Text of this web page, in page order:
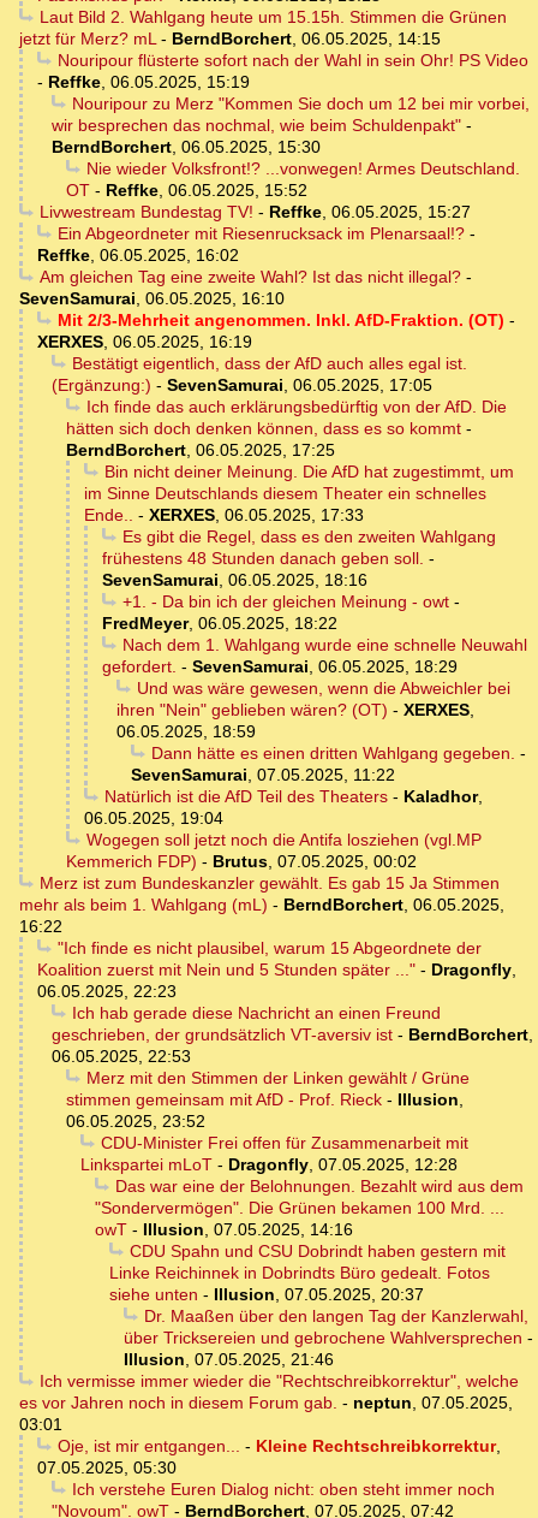
Laut Bild 2. Wahlgang heute um 15.15h. Stimmen die Grünen
jetzt für Merz? mL- BerndBorchert, 06.05.2025, 14:15
Nouripour flüsterte sofort nach der Wahl in sein Ohr! PS Video
- Reffke, 06.05.2025, 15:19
Nouripour zu Merz "Kommen Sie doch um 12 bei mir vorbei,
wir besprechen das nochmal, wie beim Schuldenpakt" -
BerndBorchert, 06.05.2025, 15:30
Nie wieder Volksfront!? ...vonwegen! Armes Deutschland.
OT - Reffke, 06.05.2025, 15:52
Livwestream Bundestag TV! - Reffke, 06.05.2025, 15:27
Ein Abgeordneter mit Riesenrucksack im Plenarsaal!?-
Reffke, 06.05.2025, 16:02
Am gleichen Tag eine zweite Wahl? Ist das nicht illegal?-
SevenSamurai, 06.05.2025, 16:10
Mit 2/3-Mehrheit angenommen. Inkl. AfD-Fraktion. (OT) -
XERXES, 06.05.2025, 16:19
Bestätigt eigentlich, dass der AfD auch alles egal ist.
(Ergänzung:) - SevenSamurai, 06.05.2025, 17:05
Ich finde das auch erklärungsbedürftig von der AfD. Die
hätten sich doch denken können, dass es so kommt -
BerndBorchert, 06.05.2025, 17:25
Bin nicht deiner Meinung. Die AfD hat zugestimmt, um
im Sinne Deutschlands diesem Theater ein schnelles
Ende.. - XERXES, 06.05.2025, 17:33
Es gibt die Regel, dass es den zweiten Wahlgang
frühestens 48 Stunden danach geben soll. -
SevenSamurai, 06.05.2025, 18:16
+1. - Da bin ich der gleichen Meinung - owt-
FredMeyer, 06.05.2025, 18:22
Nach dem 1. Wahlgang wurde eine schnelle Neuwahl
gefordert. - SevenSamurai, 06.05.2025, 18:29
Und was wäre gewesen, wenn die Abweichler bei
ihren "Nein" geblieben wären? (OT) - XERXES,
06.05.2025, 18:59
Dann hätte es einen dritten Wahlgang gegeben. -
SevenSamurai, 07.05.2025, 11:22
Natürlich ist die AfD Teil des Theaters- Kaladhor,
06.05.2025, 19:04
Wogegen soll jetzt noch die Antifa losziehen (vgl.MP
Kemmerich FDP) - Brutus, 07.05.2025, 00:02
Merz ist zum Bundeskanzler gewählt. Es gab 15 Ja Stimmen
mehr als beim 1. Wahlgang (mL) - BerndBorchert, 06.05.2025,
16:22
"Ich finde es nicht plausibel, warum 15 Abgeordnete der
Koalition zuerst mit Nein und 5 Stunden später ..." - Dragonfly,
06.05.2025, 22:23
Ich hab gerade diese Nachricht an einen Freund
geschrieben, der grundsätzlich VT-aversiv ist - BerndBorchert,
06.05.2025, 22:53
Merz mit den Stimmen der Linken gewählt / Grüne
stimmen gemeinsam mit AfD - Prof. Rieck - Illusion,
06.05.2025, 23:52
CDU-Minister Frei offen für Zusammenarbeit mit
Linkspartei mLoT - Dragonfly, 07.05.2025, 12:28
Das war eine der Belohnungen. Bezahlt wird aus dem
"Sondervermögen". Die Grünen bekamen 100 Mrd. ...
owT - Illusion, 07.05.2025, 14:16
CDU Spahn und CSU Dobrindt haben gestern mit
Linke Reichinnek in Dobrindts Büro gedealt. Fotos
siehe unten - Illusion, 07.05.2025, 20:37
Dr. Maaßen über den langen Tag der Kanzlerwahl,
über Tricksereien und gebrochene Wahlversprechen -
Illusion, 07.05.2025, 21:46
Ich vermisse immer wieder die "Rechtschreibkorrektur", welche
es vor Jahren noch in diesem Forum gab. - neptun, 07.05.2025,
03:01
Oje, ist mir entgangen... - Kleine Rechtschreibkorrektur,
07.05.2025, 05:30
Ich verstehe Euren Dialog nicht: oben steht immer noch
"Novoum". owT - BerndBorchert, 07.05.2025, 07:42